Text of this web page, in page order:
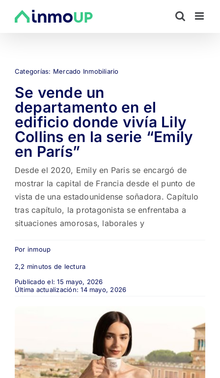
Categorías: Mercado Inmobiliario
Se vende un
departamento en el
edificio donde vivía Lily
Collins en la serie “Emily
en París”
Desde el 2020, Emily en Paris se encargó de
mostrar la capital de Francia desde el punto de
vista de una estadounidense soñadora. Capítulo
tras capítulo, la protagonista se enfrentaba a
situaciones amorosas, laborales y
Por inmoup
2,2 minutos de lectura
Publicado el: 15 mayo, 2026
Última actualización: 14 mayo, 2026